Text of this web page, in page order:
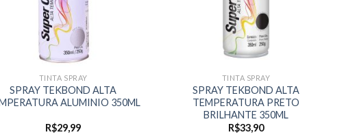
TINTA SPRAY
SPRAY TEKBOND ALTA
ALUMINIO 350ML
R$29,99
TINTA SPRAY
SPRAY TEKBOND ALTA
TEMPERATURA PRETO
BRILHANTE 350ML
R$33,90